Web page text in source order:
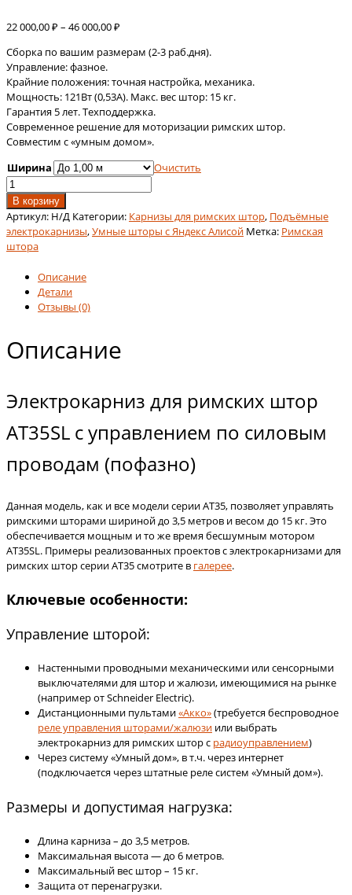
22 000,00₽ – 46 000,00₽
22
–
46
000,00 ₽
Сборка по вашим размерам (2-3 раб.дня).
Управление: фазное.
Крайние положения: точная настройка, механика.
Мощность: 121Вт (0,53А). Макс. вес штор: 15 кг.
Гарантия 5 лет. Техподдержка.
Современное решение для моторизации римских штор.
Совместим с «умным домом».
Ширина
Очистить
Количество
товара
Электрокарниз
для
римских
штор
фазным
управлением
AT35SL
В корзину
Артикул: Н/Д Категории: Карнизы для римских штор, Подъёмные
электрокарнизы,Умные шторы с Яндекс Алисой Метка: Римская
штора
Описание
Детали
Отзывы (0)
Описание
Электрокарниз для римских штор
AT35SL с управлением по силовым
проводам (пофазно)
Данная модель, как и все модели серии AT35, позволяет управлять
римскими шторами шириной до 3,5 метров и весом до 15 кг. Это
обеспечивается мощным и то же время бесшумным мотором
AT35SL. Примеры реализованных проектов с электрокарнизами для
римских штор серии АТ35 смотрите в галерее.
Ключевые особенности:
Управление шторой:
Настенными проводными механическими или сенсорными
выключателями для штор и жалюзи, имеющимися на рынке
(например от Schneider Electric).
Дистанционными пультами«Акко»(требуется беспроводное
реле управления шторами/жалюзи или выбрать
электрокарниз для римских штор с радиоуправлением)
Через систему «Умный дом», в т.ч. через интернет
(подключается через штатные реле систем «Умный дом»).
Размеры и допустимая нагрузка:
Длина карниза – до 3,5 метров.
Максимальная высота — до 6 метров.
Максимальный вес штор – 15 кг.
Защита от перенагрузки.